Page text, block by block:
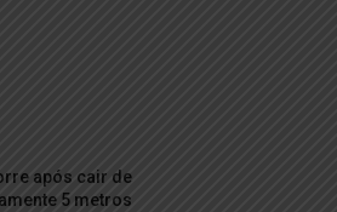
após cair de
5 metros